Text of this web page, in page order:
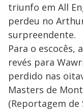
triunfo em All
perdeu no
surpreendente.
Para o escocês,
revés para
perdido nas
Masters de
(Reportagem de